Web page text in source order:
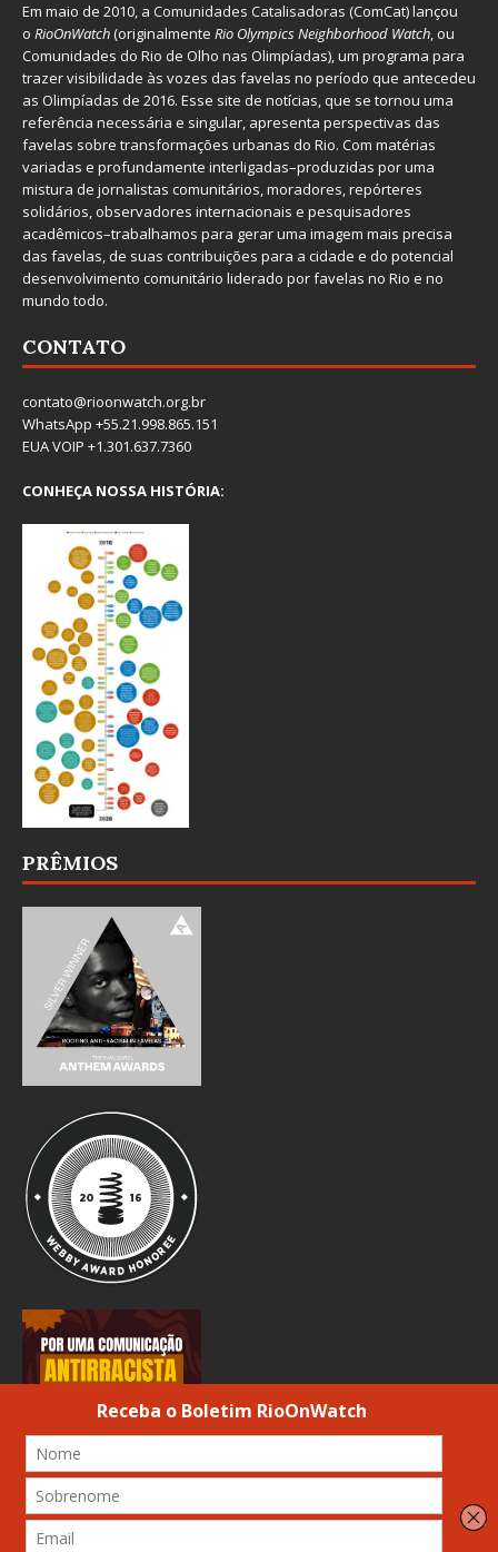
Em maio de 2010, a Comunidades Catalisadoras (ComCat) lançou
o RioOnWatch(originalmente Rio Olympics Neighborhood Watch, ou
Comunidades do Rio de Olho nas Olimpíadas), um programa para
trazer visibilidade às vozes das favelas no período que antecedeu
as Olimpíadas de 2016. Esse site de notícias, que se tornou uma
referência necessária e singular, apresenta perspectivas das
favelas sobre transformações urbanas do Rio. Com matérias
variadas e profundamente interligadas–produzidas por uma
mistura de jornalistas comunitários, moradores, repórteres
solidários, observadores internacionais e pesquisadores
acadêmicos–trabalhamos para gerar uma imagem mais precisa
das favelas, de suas contribuições para a cidade e do potencial
desenvolvimento comunitário liderado por favelas no Rio e no
mundo todo.
CONTATO
contato@rioonwatch.org.br
WhatsApp +55.21.998.865.151
EUA VOIP +1.301.637.7360
CONHEÇA NOSSA HISTÓRIA:
PRÊMIOS